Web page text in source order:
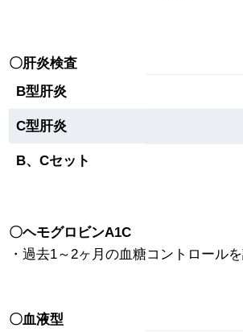
〇肝炎検査
B型肝炎
C型肝炎
B、Cセット
〇ヘモグロビンA1C
・過去1～2ヶ月の血糖コントロール
〇血液型